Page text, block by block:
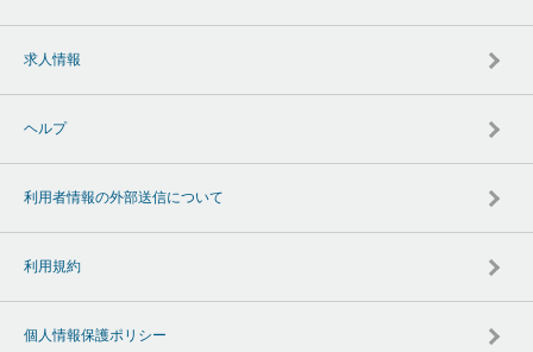
求人情報
ヘルプ
利用者情報の外部送信について
利用規約
個人情報保護ポリシー